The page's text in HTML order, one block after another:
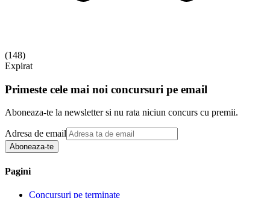
(148)
Expirat
Primeste cele mai noi concursuri pe email
Aboneaza-te la newsletter si nu rata niciun concurs cu premii.
Adresa de email
Aboneaza-te
Pagini
Concursuri pe terminate